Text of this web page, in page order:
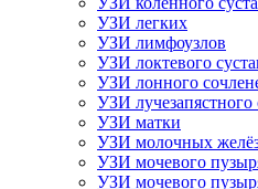
УЗИ легких
УЗИ лимфоузлов
УЗИ локтевого
УЗИ лонного
УЗИ лучезапястного
УЗИ матки
УЗИ молочных
УЗИ мочевого
УЗИ мочевого